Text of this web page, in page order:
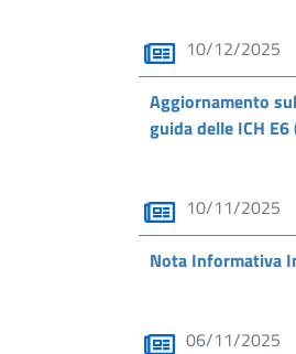
10/12/2025
Aggiornamento
guida delle ICH E6
10/11/2025
Nota Informativa
06/11/2025